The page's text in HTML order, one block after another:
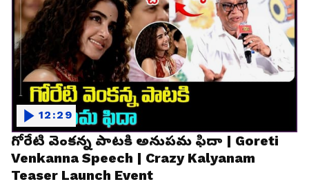
గోరేటి వెంకన్న పాటకి అనుపమ ఫిదా | Goreti
Venkanna Speech | Crazy Kalyanam
Teaser Launch Event
12:29